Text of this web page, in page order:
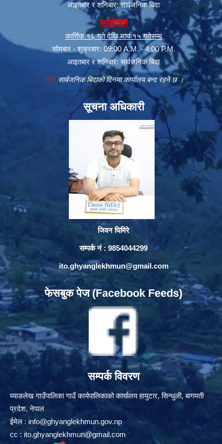
आइतबार र शनिबार: सार्वजनिक बिदा
जाडोयाम
कार्त्तिक १६ गते देखि माघ १५ गतेसम्म
सोमबार - शुक्रबार: 09:00 A.M. - 4:00 P.M.
आइतबार र शनिबार: सार्वजनिक बिदा
नोट:सार्बजनिक बिदाको दिनमा कार्यालय बन्द रहने छ ।
सूचना अधिकारी
जिवन घिमिरे
सम्पर्क नं : 9854044299
ito.ghyanglekhmun@gmail.com
फेसबुक पेज (Facebook Feeds)
सम्पर्क विवरण
घ्याङलेख गाउँपालिका गाउँ कार्यपालिकाको कार्यालय हायुटार, सिन्धुली, बागमती
प्रदेश, नेपाल
ईमेल : info@ghyanglekhmun.gov.np
cc : ito.ghyanglekhmun@gmail.com